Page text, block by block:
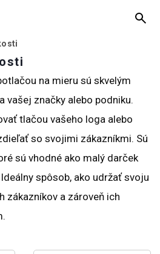
na mieru sú skvelým
vašej značky alebo podniku.
tlačou vašeho loga alebo
so svojimi zákazníkmi. Sú
sú vhodné ako malý darček
spôsob, ako udržať svoju
zákazníkov a zároveň ich